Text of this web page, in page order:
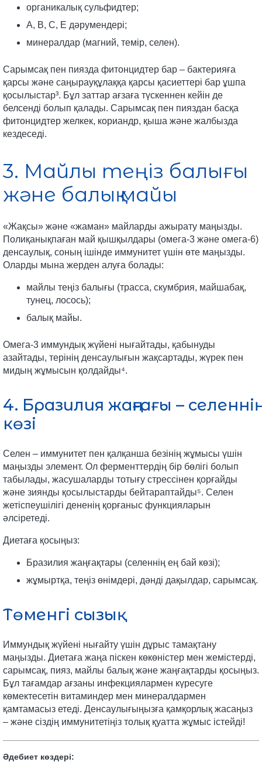
органикалық сульфидтер;
А, В, С, Е дәрумендері;
минералдар (магний, темір, селен).
Сарымсақ пен пиязда фитонцидтер бар – бактерияға
қарсы және саңырауқұлаққа қарсы қасиеттері бар ұшпа
қосылыстар³. Бұл заттар ағзаға түскеннен кейін де
белсенді болып қалады. Сарымсақ пен пияздан басқа
фитонцидтер желкек, кориандр, қыша және жалбызда
кездеседі.
3. Майлы теңіз балығы
және балық майы
«Жақсы» және «жаман» майларды ажырату маңызды.
Полиқанықпаған май қышқылдары (омега-3 және омега-6)
денсаулық, соның ішінде иммунитет үшін өте маңызды.
Оларды мына жерден алуға болады:
майлы теңіз балығы (трасса, скумбрия, майшабақ,
тунец, лосось);
балық майы.
Омега-3 иммундық жүйені нығайтады, қабынуды
азайтады, терінің денсаулығын жақсартады, жүрек пен
мидың жұмысын қолдайды⁴.
4. Бразилия жаңғағы – селеннің
көзі
Селен – иммунитет пен қалқанша безінің жұмысы үшін
маңызды элемент. Ол ферменттердің бір бөлігі болып
табылады, жасушаларды тотығу стрессінен қорғайды
және зиянды қосылыстарды бейтараптайды⁵. Селен
жетіспеушілігі дененің қорғаныс функцияларын
әлсіретеді.
Диетаға қосыңыз:
Бразилия жаңғақтары (селеннің ең бай көзі);
жұмыртқа, теңіз өнімдері, дәнді дақылдар, сарымсақ.
Төменгі сызық
Иммундық жүйені нығайту үшін дұрыс тамақтану
маңызды. Диетаға жаңа піскен көкөністер мен жемістерді,
сарымсақ, пияз, майлы балық және жаңғақтарды қосыңыз.
Бұл тағамдар ағзаны инфекциялармен күресуге
көмектесетін витаминдер мен минералдармен
қамтамасыз етеді. Денсаулығыңызға қамқорлық жасаңыз
– және сіздің иммунитетіңіз толық қуатта жұмыс істейді!
Әдебиет көздері: